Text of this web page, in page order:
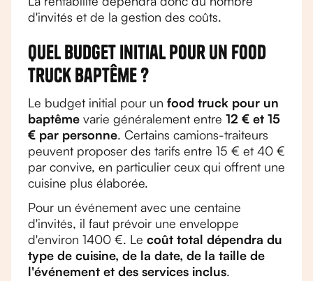
d'invités et de la gestion des coûts.
Quel budget initial pour un food
truck baptême ?
Le budget initial pour un food truck pour un
baptême varie généralement entre 12 € et 15
€ par personne. Certains camions-traiteurs
peuvent proposer des tarifs entre 15 € et 40 €
par convive, en particulier ceux qui offrent une
cuisine plus élaborée.
Pour un événement avec une centaine
d'invités, il faut prévoir une enveloppe
d'environ 1400 €. Le coût total dépendra du
type de cuisine, de la date, de la taille de
l'événement et des services inclus.